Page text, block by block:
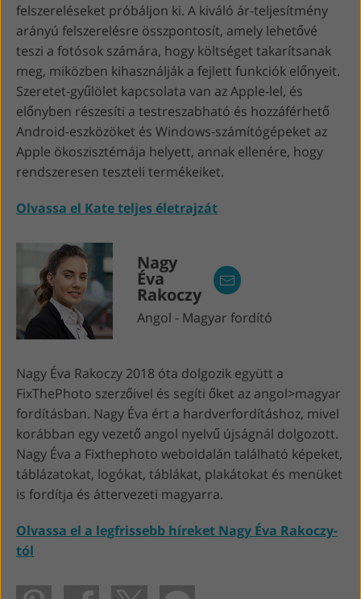
felszereléseket próbáljon ki. A kiváló ár-teljesítmény
arányú felszerelésre összpontosít, amely lehetővé
teszi a fotósok számára, hogy költséget takarítsanak
meg, miközben kihasználják a fejlett funkciók előnyeit.
Szeretet-gyűlölet kapcsolata van az Apple-lel, és
előnyben részesíti a testreszabható és hozzáférhető
Android-eszközöket és Windows-számítógépeket az
Apple ökoszisztémája helyett, annak ellenére, hogy
rendszeresen teszteli termékeiket.
Olvassa el Kate teljes életrajzát
Nagy
Éva
Rakoczy
Angol - Magyar fordító
Nagy Éva Rakoczy 2018 óta dolgozik együtt a
FixThePhoto szerzőivel és segíti őket az angol>magyar
fordításban. Nagy Éva ért a hardverfordításhoz, mivel
korábban egy vezető angol nyelvű újságnál dolgozott.
Nagy Éva a Fixthephoto weboldalán található képeket,
táblázatokat, logókat, táblákat, plakátokat és menüket
is fordítja és áttervezeti magyarra.
Olvassa el a legfrissebb híreket Nagy Éva Rakoczy-
tól